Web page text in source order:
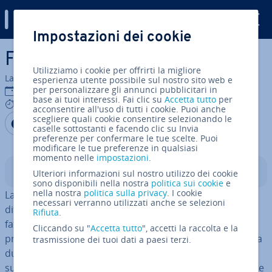
Vai al contenuto prin­ci­pa­le
Fattura di acconto
La redazione di IONOS
12 set 2023
5 mins
Condividi via Facebook
Condividi via Twitter
Condividi via LinkedIN
Aggiungi come fonte
preferita su Google
Indice
La fattura di acconto è unafattura comune
dif­fe­ren­za che cor­ri­spon­de auna parte del totale
fat­tu­ra­zio­ne di com­mit­ten­ze di grandi di­men­sio­ni che
prevedono un periodo di pre­sta­zio­ne dei servizi di lunga
durata (come i progetti di co­stru­zio­ne) è spesso
suddivisa in fatture di acconto, il cui pagamento dipende
Impostazioni dei cookie
Utilizziamo i cookie per offrirti la migliore
esperienza utente possibile sul nostro sito web e
per personalizzare gli annunci pubblicitari in
base ai tuoi interessi. Fai clic suAccetta tutto per
acconsentire all'uso di tutti i cookie. Puoi anche
scegliere quali cookie consentire selezionando le
caselle sottostanti e facendo clic su Invia
preferenze per confermare le tue scelte. Puoi
modificare le tue preferenze in qualsiasi
momento nelle impostazioni.
Ulteriori informazioni sul nostro utilizzo dei cookie
sono disponibili nella nostra politica sui cookie e
nella nostra politica sulla privacy. I cookie
necessari verranno utilizzati anche se selezioni
Rifiuta.
Cliccando su "Accetta tutto", accetti la raccolta e la
trasmissione dei tuoi dati a paesi terzi.